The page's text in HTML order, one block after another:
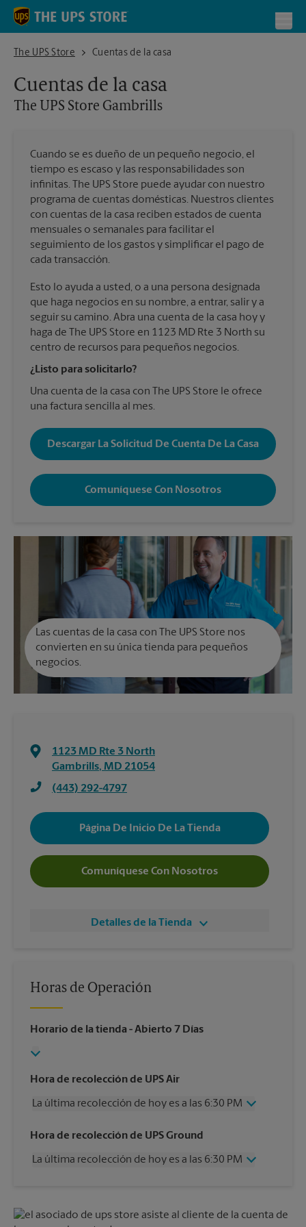
Skip to content
Return to Nav
The UPS Store
The UPS Store GambrillsCuentas de la casa
Cuentas de la casa
The UPS Store Gambrills
Cuando se es dueño de un pequeño negocio, el
tiempo es escaso y las responsabilidades son
infinitas. The UPS Store puede ayudar con nuestro
programa de cuentas domésticas. Nuestros clientes
con cuentas de la casa reciben estados de cuenta
mensuales o semanales para facilitar el
seguimiento de los gastos y simplificar el pago de
cada transacción.
Esto lo ayuda a usted, o a una persona designada
que haga negocios en su nombre, a entrar, salir y a
seguir su camino. Abra una cuenta de la casa hoy y
haga de The UPS Store en 1123 MD Rte 3 North su
centro de recursos para pequeños negocios.
¿Listo para solicitarlo?
Una cuenta de la casa con The UPS Store le ofrece
una factura sencilla al mes.
Descargar La Solicitud De Cuenta De La Casa
Comuníquese Con Nosotros
Las cuentas de la casa con The UPS Store nos
convierten en su única tienda para pequeños
negocios.
1123 MD Rte 3 North
Gambrills, MD 21054
(443) 292-4797
Página De Inicio De La Tienda
Comuníquese Con Nosotros
Detalles de la Tienda
Horas de Operación
Horario de la tienda - Abierto 7 Días
Hora de recolección de UPS Air
La última recolección de hoy es a las 6:30 PM
Miércoles
6:30 PM
Viernes
6:30 PM
6:30 PM
Hora de recolección de UPS Ground
La última recolección de hoy es a las 6:30 PM
Viernes
6:30 PM